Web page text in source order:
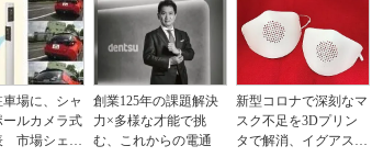
場に、シャ
ールカメラ式
市場シェア
創業125年の課題解決
力×多様な才能で挑
む、これからの電通
新型コロナで深刻なマ
スク不足を3Dプリン
タで解消、イグアスが